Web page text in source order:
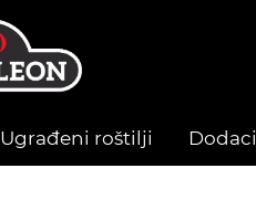
Ugrađeni roštilji Dodaci